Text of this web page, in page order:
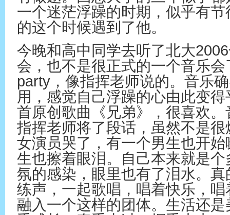
一个迷茫浮躁的时期，似乎有
的这个时候遇到了他。
今晚和高中同学去听了北大
会，也不是很正式的一个音乐
party，像指挥老师说的。音乐
用，感觉自己浮躁的心由此变
首原创歌曲《兄弟》，很喜欢
指挥老师将了段话，虽然不是
女演员哭了，有一个男生也开
生也擦着眼泪。自己本来就是
氛的感染，眼里也有了泪水。
练声，一起歌唱，唱着快乐，
融入一个这样的团体。生活还